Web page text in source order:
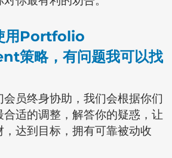
用Portfolio
策略，有问题我可以找
员终身协助，我们会根据你们
适的调整，解答你的疑惑，让
达到目标，拥有可靠被动收